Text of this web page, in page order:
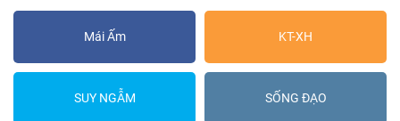
Mái Ấm KT-XH
SUY NGẪM SỐNG ĐẠO